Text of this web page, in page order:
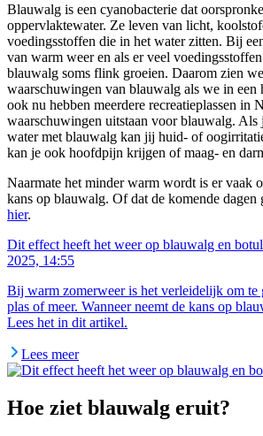
Blauwalg is een cyanobacterie dat
oppervlaktewater. Ze leven van licht,
voedingsstoffen die in het water zitten. Bij
van warm weer en als er veel
blauwalg soms flink groeien. Daarom zien
waarschuwingen van blauwalg als we in een
ook nu hebben meerdere recreatieplassen in
waarschuwingen uitstaan voor blauwalg. Als
water met blauwalg kan jij huid- of
kan je ook hoofdpijn krijgen of maag- en
Naarmate het minder warm wordt is er vaak
kans op blauwalg. Of dat de komende dagen
hier.
Dit effect heeft het weer op blauwalg en
2025, 14:55
Bij warm zomerweer is het verleidelijk om te
plas of meer. Wanneer neemt de kans op
Lees het in dit artikel.
Lees meer
Hoe ziet blauwalg eruit?